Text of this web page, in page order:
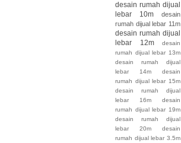
desain rumah dijual
lebar 10m
desain
rumah dijual lebar 11m
desain rumah dijual
lebar 12m
desain
rumah dijual lebar 13m
desain rumah dijual
lebar 14m
desain
rumah dijual lebar 15m
desain rumah dijual
lebar 16m
desain
rumah dijual lebar 19m
desain rumah dijual
lebar 20m
desain
rumah dijual lebar 3.5m